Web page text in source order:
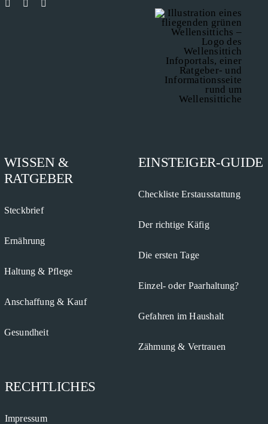
WISSEN &
RATGEBER
Steckbrief
Ernährung
Haltung & Pflege
Anschaffung & Kauf
Gesundheit
EINSTEIGER-GUIDE
Checkliste Erstausstattung
Der richtige Käfig
Die ersten Tage
Einzel- oder Paarhaltung?
Gefahren im Haushalt
Zähmung & Vertrauen
RECHTLICHES
Impressum